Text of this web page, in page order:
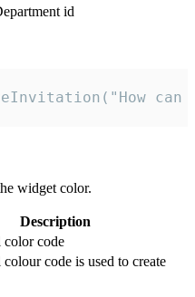
id
widget color.
Description
color code
code is used to create